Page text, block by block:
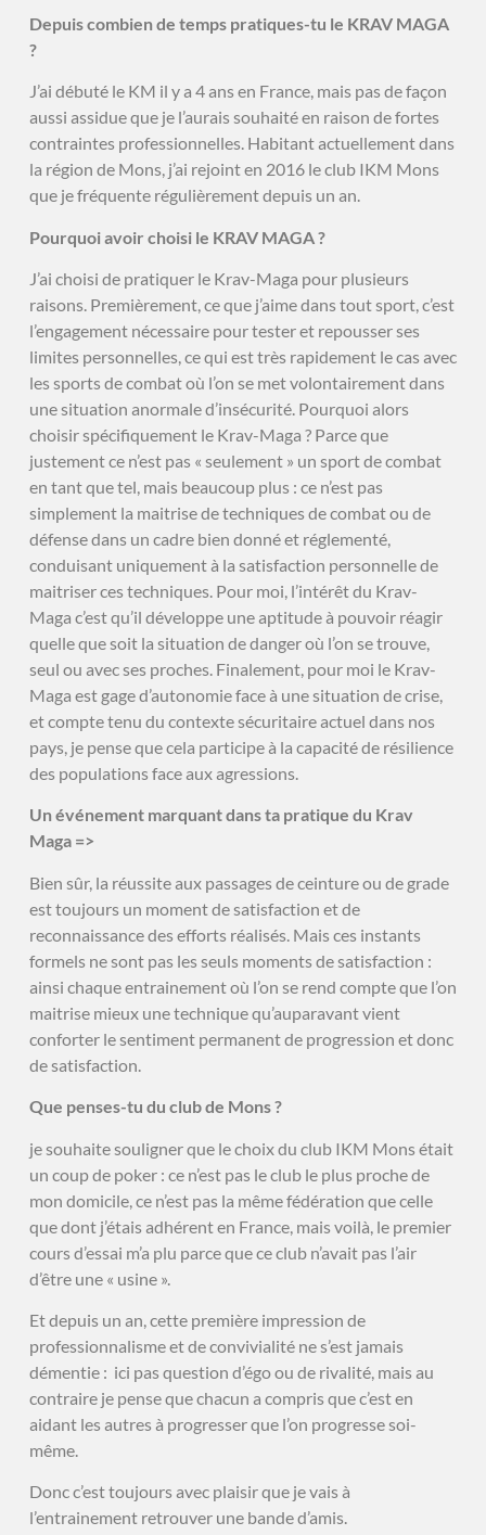
Depuis combien de temps pratiques-tu le KRAV MAGA
?
J’ai débuté le KM il y a 4 ans en France, mais pas de façon
aussi assidue que je l’aurais souhaité en raison de fortes
contraintes professionnelles. Habitant actuellement dans
la région de Mons, j’ai rejoint en 2016 le club IKM Mons
que je fréquente régulièrement depuis un an.
Pourquoi avoir choisi le KRAV MAGA ?
J’ai choisi de pratiquer le Krav-Maga pour plusieurs
raisons. Premièrement, ce que j’aime dans tout sport, c’est
l’engagement nécessaire pour tester et repousser ses
limites personnelles, ce qui est très rapidement le cas avec
les sports de combat où l’on se met volontairement dans
une situation anormale d’insécurité. Pourquoi alors
choisir spécifiquement le Krav-Maga ? Parce que
justement ce n’est pas « seulement » un sport de combat
en tant que tel, mais beaucoup plus : ce n’est pas
simplement la maitrise de techniques de combat ou de
défense dans un cadre bien donné et réglementé,
conduisant uniquement à la satisfaction personnelle de
maitriser ces techniques. Pour moi, l’intérêt du Krav-
Maga c’est qu’il développe une aptitude à pouvoir réagir
quelle que soit la situation de danger où l’on se trouve,
seul ou avec ses proches. Finalement, pour moi le Krav-
Maga est gage d’autonomie face à une situation de crise,
et compte tenu du contexte sécuritaire actuel dans nos
pays, je pense que cela participe à la capacité de résilience
des populations face aux agressions.
Un événement marquant dans ta pratique du Krav
Maga =>
Bien sûr, la réussite aux passages de ceinture ou de grade
est toujours un moment de satisfaction et de
reconnaissance des efforts réalisés. Mais ces instants
formels ne sont pas les seuls moments de satisfaction :
ainsi chaque entrainement où l’on se rend compte que l’on
maitrise mieux une technique qu’auparavant vient
conforter le sentiment permanent de progression et donc
de satisfaction.
Que penses-tu du club de Mons ?
je souhaite souligner que le choix du club IKM Mons était
un coup de poker : ce n’est pas le club le plus proche de
mon domicile, ce n’est pas la même fédération que celle
que dont j’étais adhérent en France, mais voilà, le premier
cours d’essai m’a plu parce que ce club n’avait pas l’air
d’être une « usine ».
Et depuis un an, cette première impression de
professionnalisme et de convivialité ne s’est jamais
démentie : ici pas question d’égo ou de rivalité, mais au
contraire je pense que chacun a compris que c’est en
aidant les autres à progresser que l’on progresse soi-
même.
Donc c’est toujours avec plaisir que je vais à
l’entrainement retrouver une bande d’amis.